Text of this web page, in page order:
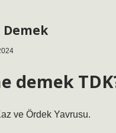
Demek
demek
ve Ördek Yavrusu.